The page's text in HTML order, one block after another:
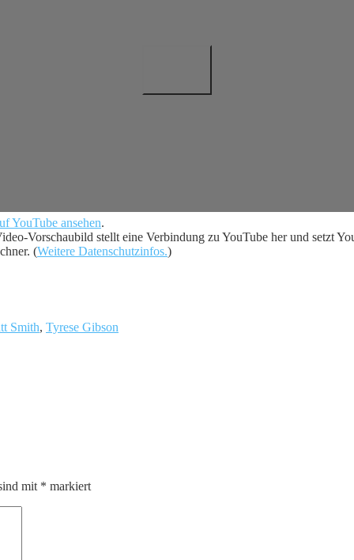
YouTube ansehen.
Vorschaubild stellt eine Verbindung zu YouTube her und setzt
(Weitere Datenschutzinfos.)
Smith, Tyrese Gibson
mit * markiert